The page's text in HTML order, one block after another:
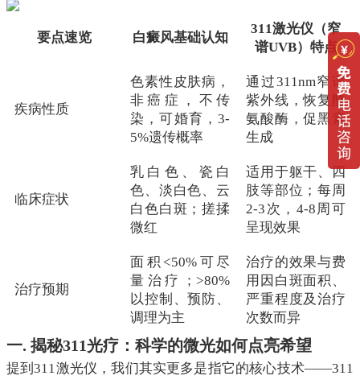
要点速览 白癜风基础认知
311激光仪（窄
谱UVB）特点
疾病性质
色素性皮肤病，
非癌症，不传
染，可婚育，3-
5%遗传概率
通过311nm窄谱
紫外线，恢复酪
氨酸酶，促黑素
生成
临床症状
乳白色、瓷白
色、淡白色、云
白色白斑；搓揉
微红
适用于躯干、四
肢等部位；每周
2-3次，4-8周可
呈现效果
治疗预期
面积<50%可尽
量治疗；>80%
以控制、预防、
调理为主
治疗的效果与费
用因白斑面积、
严重程度及治疗
次数而异
一. 揭秘311光疗：科学的微光如何点亮希望
提到311激光仪，我们其实更多是指它的核心技术——311